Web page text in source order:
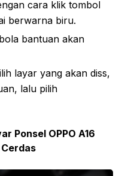
cara klik tombol
berwarna biru.
bantuan akan
layar yang akan diss,
lalu pilih
Ponsel OPPO A16